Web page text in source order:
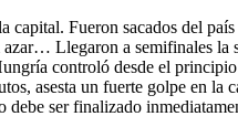
capital. Fueron sacados del
Llegaron a semifinales la
controló desde el
asesta un fuerte golpe en
ser finalizado